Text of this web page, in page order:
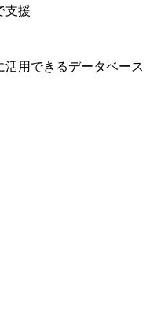
支援
用できるデータベース